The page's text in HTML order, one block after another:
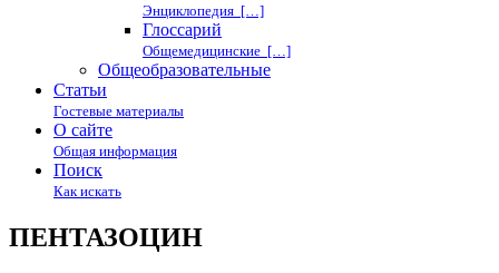
Энциклопедия […]
Глоссарий
Общемедицинские […]
Общеобразовательные
Статьи
Гостевые материалы
О сайте
Общая информация
Поиск
Как искать
ПЕНТАЗОЦИН